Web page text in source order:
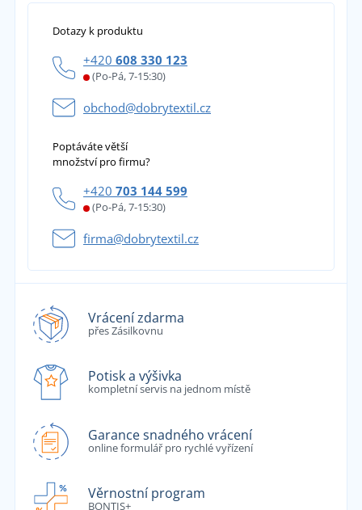
Dotazy k produktu
+420 608 330 123
(Po-Pá, 7-15:30)
obchod@dobrytextil.cz
Poptáváte větší
množství pro firmu?
+420 703 144 599
(Po-Pá, 7-15:30)
firma@dobrytextil.cz
Vrácení zdarma
přes Zásilkovnu
Potisk a výšivka
kompletní servis na jednom místě
Garance snadného vrácení
online formulář pro rychlé vyřízení
Věrnostní program
BONTIS+